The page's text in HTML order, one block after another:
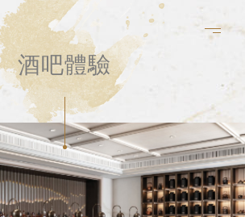
關於我們
Experiences
雞尾酒吧 宴會廳
酒吧體驗